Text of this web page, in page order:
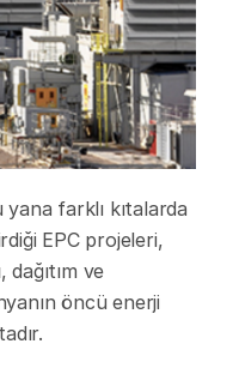
farklı kıtalarda
EPC projeleri,
dağıtım ve
öncü enerji